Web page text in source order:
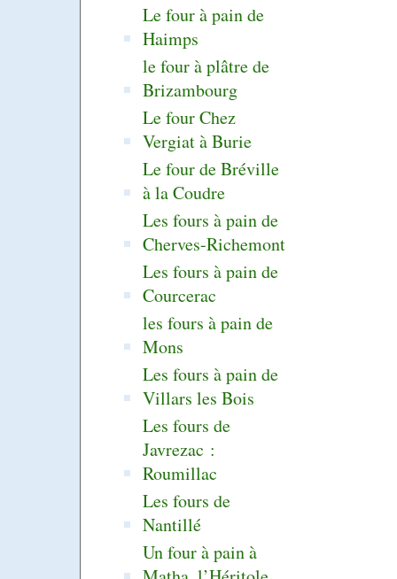
Le four à pain de
Haimps
le four à plâtre de
Brizambourg
Le four Chez
Vergiat à Burie
Le four de Bréville
à la Coudre
Les fours à pain de
Cherves-Richemont
Les fours à pain de
Courcerac
les fours à pain de
Mons
Les fours à pain de
Villars les Bois
Les fours de
Javrezac :
Roumillac
Les fours de
Nantillé
Un four à pain à